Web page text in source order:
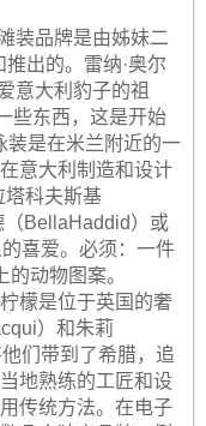
装品牌是由姊妹二
出的。雷纳·奥尔
意大利豹子的祖
些东西，这是开始
装是在米兰附近的一
意大利制造和设计
塔科夫斯基
（BellaHaddid）或
喜爱。必须：一件
动物图案。
檬是位于英国的奢
）和朱莉
们带到了希腊，追
地熟练的工匠和设
传统方法。在电子